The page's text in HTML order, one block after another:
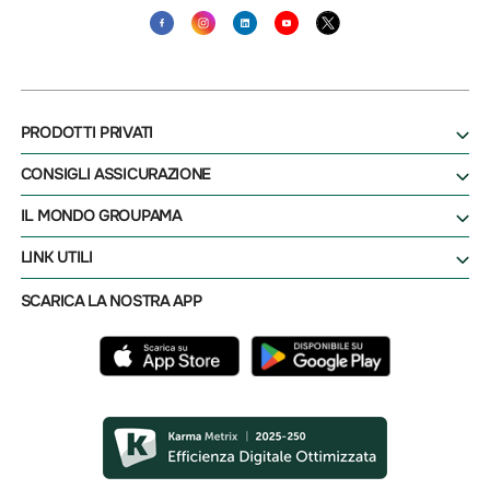
PRODOTTI PRIVATI
CONSIGLI ASSICURAZIONE
IL MONDO GROUPAMA
LINK UTILI
SCARICA LA NOSTRA APP